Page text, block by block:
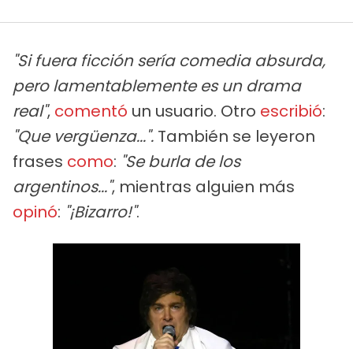
"Si fuera ficción sería comedia absurda,
pero lamentablemente es un drama
real", comentó un usuario. Otro escribió:
"Que vergüenza...". También se leyeron
frases como: "Se burla de los
argentinos...", mientras alguien más
opinó: "¡Bizarro!".